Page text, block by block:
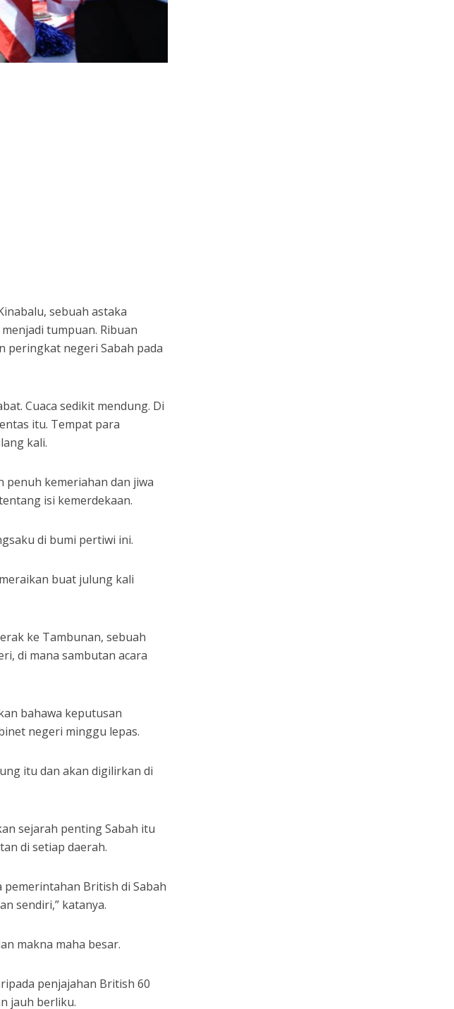
sebuah astaka
tumpuan. Ribuan
peringkat negeri Sabah pada
Cuaca sedikit mendung. Di
itu. Tempat para
kali.
penuh kemeriahan dan jiwa
isi kemerdekaan.
di bumi pertiwi ini.
buat julung kali
ke Tambunan, sebuah
di mana sambutan acara
bahawa keputusan
negeri minggu lepas.
itu dan akan digilirkan di
sejarah penting Sabah itu
di setiap daerah.
British di Sabah
sendiri,” katanya.
makna maha besar.
penjajahan British 60
jauh berliku.